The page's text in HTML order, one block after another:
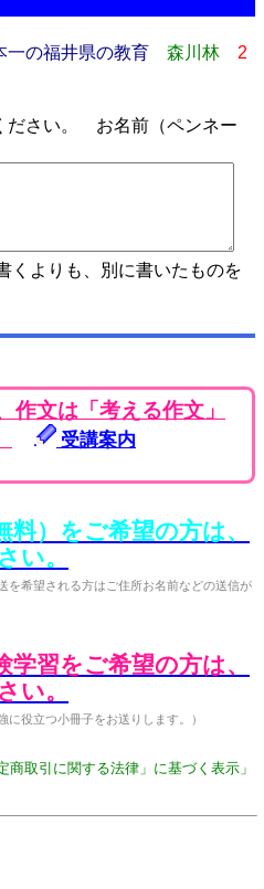
一の福井県の教育 森川林
2
ださい。 お名前（ペンネー
くよりも、別に書いたものを
作文は「考える作文」
受講案内
）をご希望の方は、
い。
を希望される方はご住所お名前などの送信が
学習をご希望の方は、
い。
に役立つ小冊子をお送りします。）
商取引に関する法律」に基づく表示」